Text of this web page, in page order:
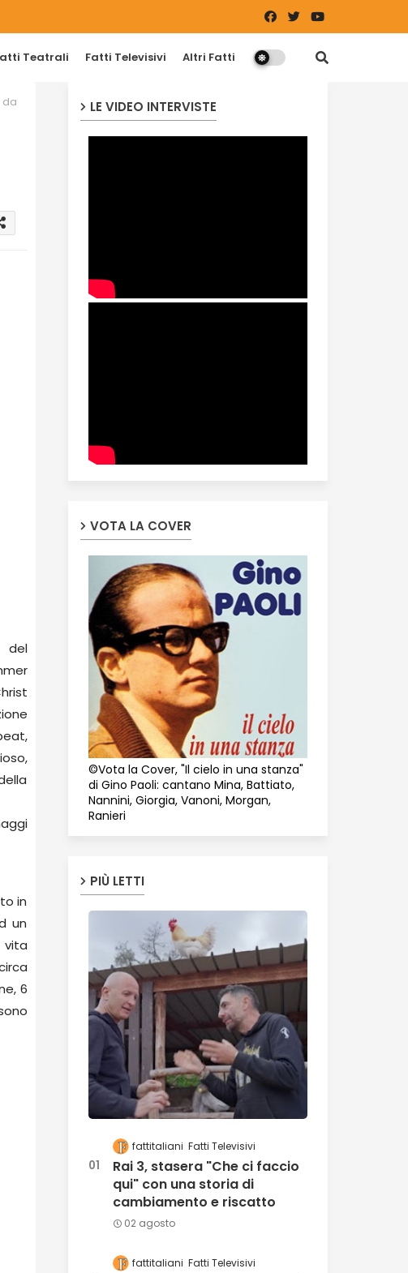
Teatrali Fatti Televisivi Altri Fatti
da
del
in
un
vita
6
LE VIDEO INTERVISTE
VOTA LA COVER
©Vota la Cover, "Il cielo in una stanza"
di Gino Paoli: cantano Mina, Battiato,
Nannini, Giorgia, Vanoni, Morgan,
Ranieri
PIÙ LETTI
fattitaliani Fatti Televisivi
Rai 3, stasera "Che ci faccio
qui" con una storia di
cambiamento e riscatto
02 agosto
fattitaliani Fatti Televisivi